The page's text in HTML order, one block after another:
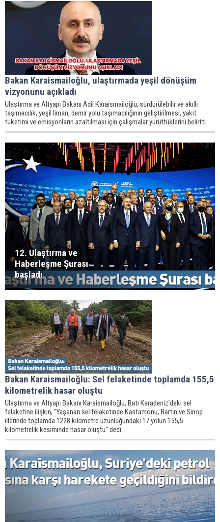
Bakan Karaismailoğlu, ulaştırmada yeşil dönüşüm
vizyonunu açıkladı
Ulaştırma ve Altyapı Bakanı Adil Karaismailoğlu, sürdürülebilir ve akıllı
taşımacılık, yeşil liman, demir yolu taşımacılığının geliştirilmesi, yakıt
tüketimi ve emisyonların azaltılması için çalışmalar yürüttüklerini belirtti.
12. Ulaştırma ve
Haberleşme Şurası
başladı
Bakan Karaismailoğlu: Sel felaketinde toplamda 155,5
kilometrelik hasar oluştu
Ulaştırma ve Altyapı Bakanı Karaismailoğlu, Batı Karadeniz'deki sel
felaketine ilişkin, "Yaşanan sel felaketinde Kastamonu, Bartın ve Sinop
illerinde toplamda 1228 kilometre uzunluğundaki 17 yolun 155,5
kilometrelik kesiminde hasar oluştu" dedi.